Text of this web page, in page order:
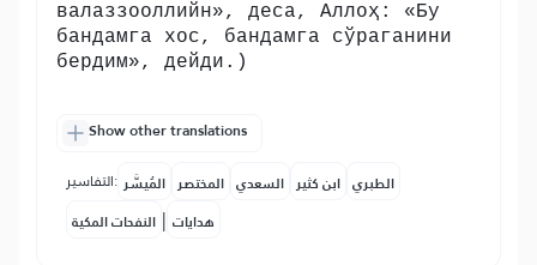
валаззооллийн», деса, Аллоҳ: «Бу
бандамга хос, бандамга сўраганини
бердим», дейди.)
Show other translations
التفاسير: المُيسَّر المختصر السعدي ابن كثير الطبري
النفحات المكية | هدايات